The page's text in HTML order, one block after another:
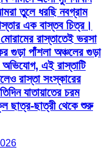
তুলে ধরছি নবগ্রাম
এক বাস্তব চিত্র।
রাস্তাতেই ভরসা
গুড়া পাঁশলা অঞ্চলের গুড়া
অভিযোগ, এই রাস্তাটি
রাস্তা সংস্কারের
যাতায়াতের চরম
ছাত্র-ছাত্রী থেকে শুরু